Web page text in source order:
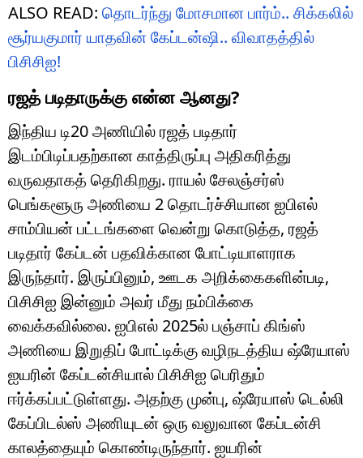
ALSO READ: தொடர்ந்து மோசமான பார்ம்.. சிக்கலில்
சூர்யகுமார் யாதவின் கேப்டன்ஷி.. விவாதத்தில்
பிசிசிஐ!
ரஜத் படிதாருக்கு என்ன ஆனது?
இந்திய டி20 அணியில் ரஜத் படிதார்
இடம்பிடிப்பதற்கான காத்திருப்பு அதிகரித்து
வருவதாகத் தெரிகிறது. ராயல் சேலஞ்சர்ஸ்
பெங்களூரு அணியை 2 தொடர்ச்சியான ஐபிஎல்
சாம்பியன் பட்டங்களை வென்று கொடுத்த, ரஜத்
படிதார் கேப்டன் பதவிக்கான போட்டியாளராக
இருந்தார். இருப்பினும், ஊடக அறிக்கைகளின்படி,
பிசிசிஐ இன்னும் அவர் மீது நம்பிக்கை
வைக்கவில்லை. ஐபிஎல் 2025ல் பஞ்சாப் கிங்ஸ்
அணியை இறுதிப் போட்டிக்கு வழிநடத்திய ஷ்ரேயாஸ்
ஐயரின் கேப்டன்சியால் பிசிசிஐ பெரிதும்
ஈர்க்கப்பட்டுள்ளது. அதற்கு முன்பு, ஷ்ரேயாஸ் டெல்லி
கேப்பிடல்ஸ் அணியுடன் ஒரு வலுவான கேப்டன்சி
காலத்தையும் கொண்டிருந்தார். ஐயரின்